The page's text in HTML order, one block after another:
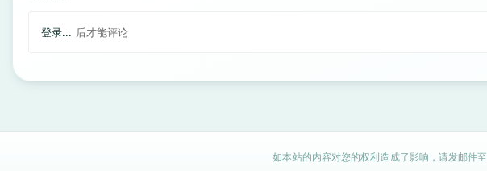
登录... 后才能评论
如本站的内容对您的权利造成了影响，请发邮件至